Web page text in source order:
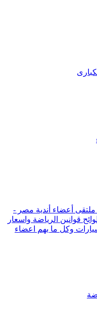
ملتقى أعضاء أندية مصر -
قوانين الرياضة واسعار
وكل ما يهم اعضاء